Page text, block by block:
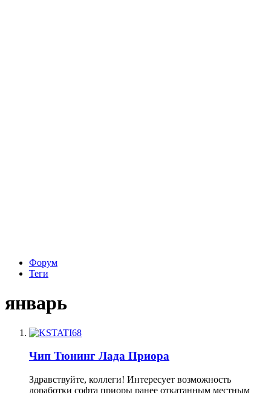
Форум
Теги
январь
Чип Тюнинг Лада Приора
Здравствуйте, коллеги! Интересует возможность
доработки софта приоры ранее откатанным местным